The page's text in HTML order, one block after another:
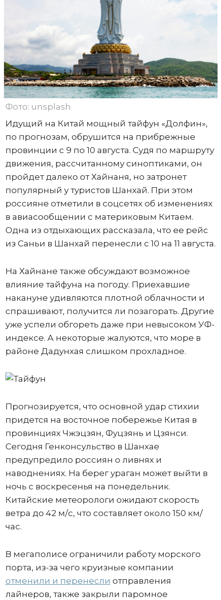
Фото: unsplash
Идущий на Китай мощный тайфун «Долфин»,
по прогнозам, обрушится на прибрежные
провинции с 9 по 10 августа. Судя по маршруту
движения, рассчитанному синоптиками, он
пройдет далеко от Хайнаня, но затронет
популярный у туристов Шанхай. При этом
россияне отметили в соцсетях об изменениях
в авиасообщении с материковым Китаем.
Одна из отдыхающих рассказала, что ее рейс
из Саньи в Шанхай перенесли с 10 на 11 августа.
На Хайнане также обсуждают возможное
влияние тайфуна на погоду. Приехавшие
накануне удивляются плотной облачности и
спрашивают, получится ли позагорать. Другие
уже успели обгореть даже при невысоком УФ-
индексе. А некоторые жалуются, что море в
районе Дадунхая слишком прохладное.
Прогнозируется, что основной удар стихии
придется на восточное побережье Китая в
провинциях Чжэцзян, Фуцзянь и Цзянси.
Сегодня Генконсульство в Шанхае
предупредило россиян о ливнях и
наводнениях. На берег ураган может выйти в
ночь с воскресенья на понедельник.
Китайские метеорологи ожидают скорость
ветра до 42 м/с, что составляет около 150 км/
час.
В мегаполисе ограничили работу морского
порта, из-за чего круизные компании
отменили и перенесли отправления
лайнеров, также закрыли паромное